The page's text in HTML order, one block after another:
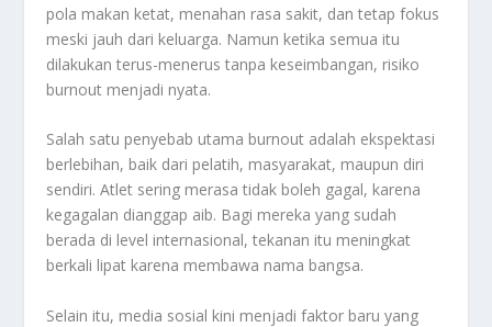
pola makan ketat, menahan rasa sakit, dan tetap fokus
meski jauh dari keluarga. Namun ketika semua itu
dilakukan terus-menerus tanpa keseimbangan, risiko
burnout menjadi nyata.
Salah satu penyebab utama burnout adalah ekspektasi
berlebihan, baik dari pelatih, masyarakat, maupun diri
sendiri. Atlet sering merasa tidak boleh gagal, karena
kegagalan dianggap aib. Bagi mereka yang sudah
berada di level internasional, tekanan itu meningkat
berkali lipat karena membawa nama bangsa.
Selain itu, media sosial kini menjadi faktor baru yang